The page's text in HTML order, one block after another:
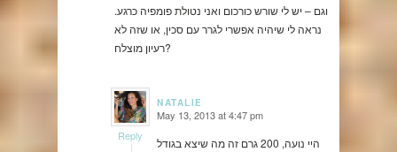
וגם – יש לי שורש כורכום ואני נטולת פומפיה כרגע.
נראה לי שיהיה אפשרי לגרר עם סכין, או שזה לא
רעיון מוצלח?
NATALIE
says: May 13, 2013 at 4:47 pm
היי נועה, 200 גרם זה מה שיצא בגודל
Reply